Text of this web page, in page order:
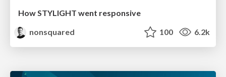
How STYLIGHT went responsive
nonsquared
100 6.2k